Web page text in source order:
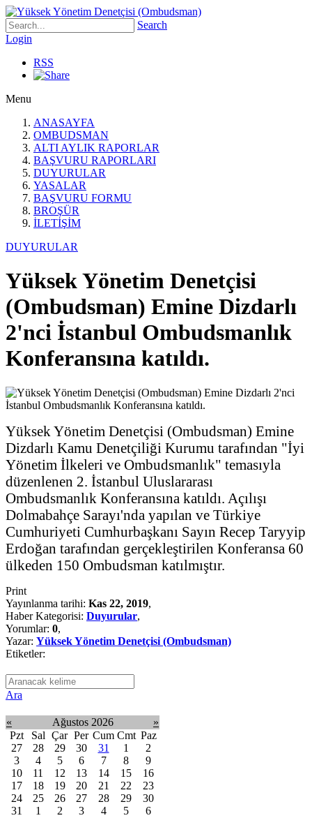
Search
Login
RSS
Menu
ANASAYFA
OMBUDSMAN
ALTI AYLIK RAPORLAR
BAŞVURU RAPORLARI
DUYURULAR
YASALAR
BAŞVURU FORMU
BROŞÜR
İLETİŞİM
DUYURULAR
Yüksek Yönetim Denetçisi
(Ombudsman) Emine Dizdarlı
2'nci İstanbul Ombudsmanlık
Konferansına katıldı.
Yüksek Yönetim Denetçisi (Ombudsman) Emine
Dizdarlı Kamu Denetçiliği Kurumu tarafından "İyi
Yönetim İlkeleri ve Ombudsmanlık" temasıyla
düzenlenen 2. İstanbul Uluslararası
Ombudsmanlık Konferansına katıldı. Açılışı
Dolmabahçe Sarayı'nda yapılan ve Türkiye
Cumhuriyeti Cumhurbaşkanı Sayın Recep Taryyip
Erdoğan tarafından gerçekleştirilen Konferansa 60
ülkeden 150 Ombudsman katılmıştır.
Print
Yayınlanma tarihi: Kas 22, 2019,
Haber Kategorisi: Duyurular,
Yorumlar: 0,
Yazar: Yüksek Yönetim Denetçisi (Ombudsman)
Etiketler:
Ara
« Ağustos 2026
»
Pzt
Sal Çar Per Cum Cmt Paz
27
28 29 30 31 1
2
3
4 5 6 7 8
9
10
11 12 13 14 15
16
17
18 19 20 21 22
23
24
25 26 27 28 29
30
31
1 2 3 4 5 6